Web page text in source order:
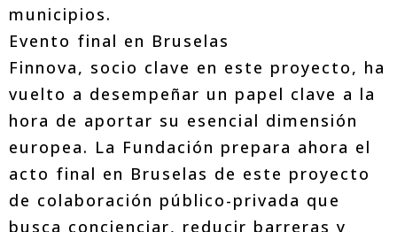
municipios.
Evento final en Bruselas
Finnova, socio clave en este proyecto, ha
vuelto a desempeñar un papel clave a la
hora de aportar su esencial dimensión
europea. La Fundación prepara ahora el
acto final en Bruselas de este proyecto
de colaboración público-privada que
busca concienciar, reducir barreras y